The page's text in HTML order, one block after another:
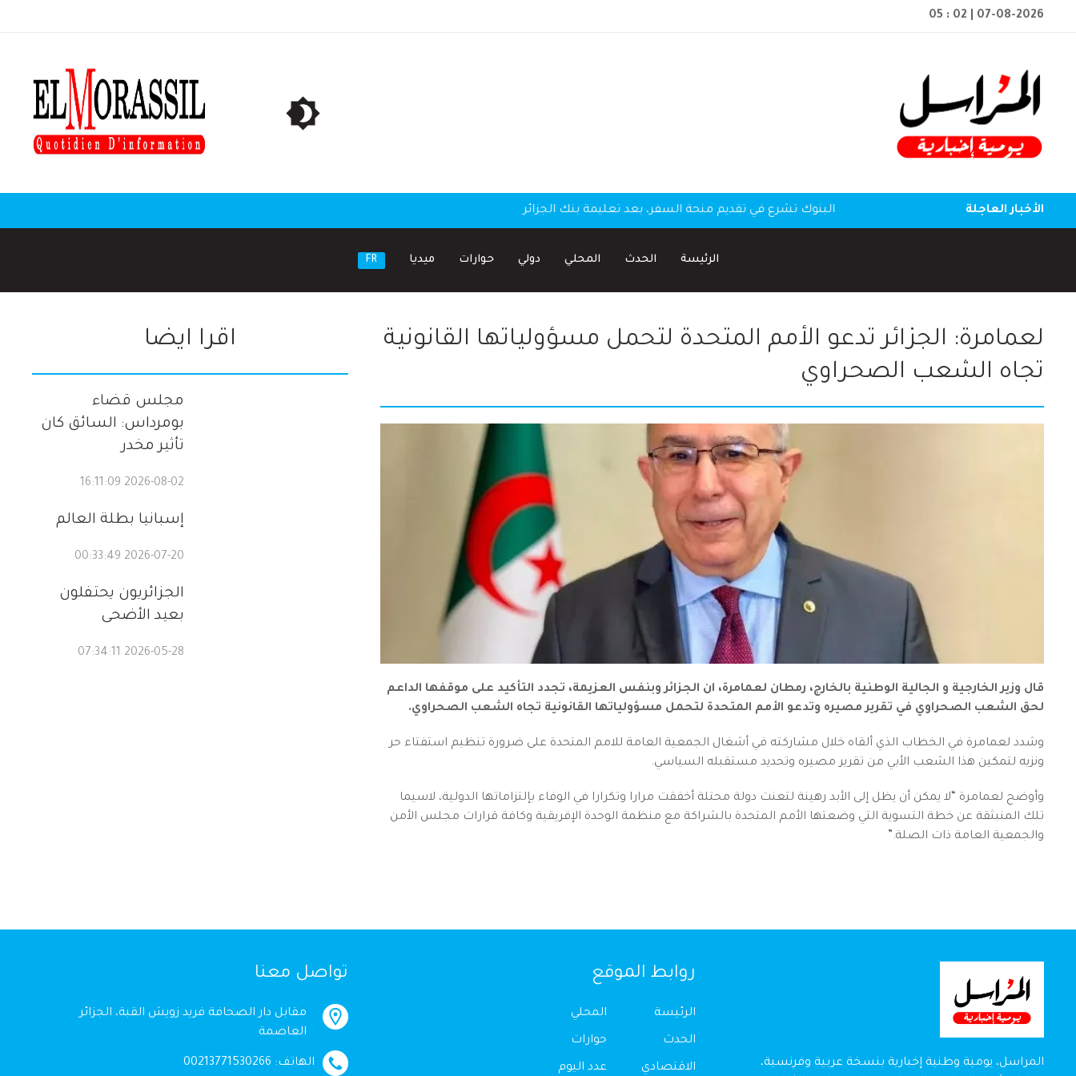
05 : 02 | 07-08-2026
الأخبار العاجلة البنوك تشرع في تقديم منحة السفر، بعد تعليمة بنك الجزائر
الرئيسة الحدث المحلي دولي حوارات ميديا FR
لعمامرة: الجزائر تدعو الأمم المتحدة لتحمل مسؤولياتها القانونية
تجاه الشعب الصحراوي
قال وزير الخارجية و الجالية الوطنية بالخارج، رمطان لعمامرة، ان الجزائر وبنفس العزيمة، تجدد التأكيد على موقفها الداعم
لحق الشعب الصحراوي في تقرير مصيره وتدعو الأمم المتحدة لتحمل مسؤولياتها القانونية تجاه الشعب الصحراوي.
وشدد لعمامرة في الخطاب الذي ألقاه خلال مشاركته في أشغال الجمعية العامة للامم المتحدة على ضرورة تنظيم استفتاء حر
ونزيه لتمكين هذا الشعب الأبي من تقرير مصيره وتحديد مستقبله السياسي.
وأوضح لعمامرة “لا يمكن أن يظل إلى الأبد رهينة لتعنت دولة محتلة أخفقت مرارا وتكرارا في الوفاء بإلتزاماتها الدولية، لاسيما
تلك المنبثقة عن خطة التسوية التي وضعتها الأمم المتحدة بالشراكة مع منظمة الوحدة الإفريقية وكافة قرارات مجلس الأمن
والجمعية العامة ذات الصلة.”
اقرا ايضا
مجلس قضاء
بومرداس: السائق كان
تأثير مخدر
2026-08-02 16:11:09
إسبانيا بطلة العالم
2026-07-20 00:33:49
الجزائريون يحتفلون
بعيد الأضحى
2026-05-28 07:34:11
المراسل، يومية وطنية إخبارية بنسخة عربية وفرنسية،
روابط الموقع
الرئيسة
الحدث
الاقتصادي
المحلي
حوارات
عدد اليوم
تواصل معنا
مقابل دار الصحافة فريد زويش القبة، الجزائر
العاصمة
الهاتف: 00213771530266